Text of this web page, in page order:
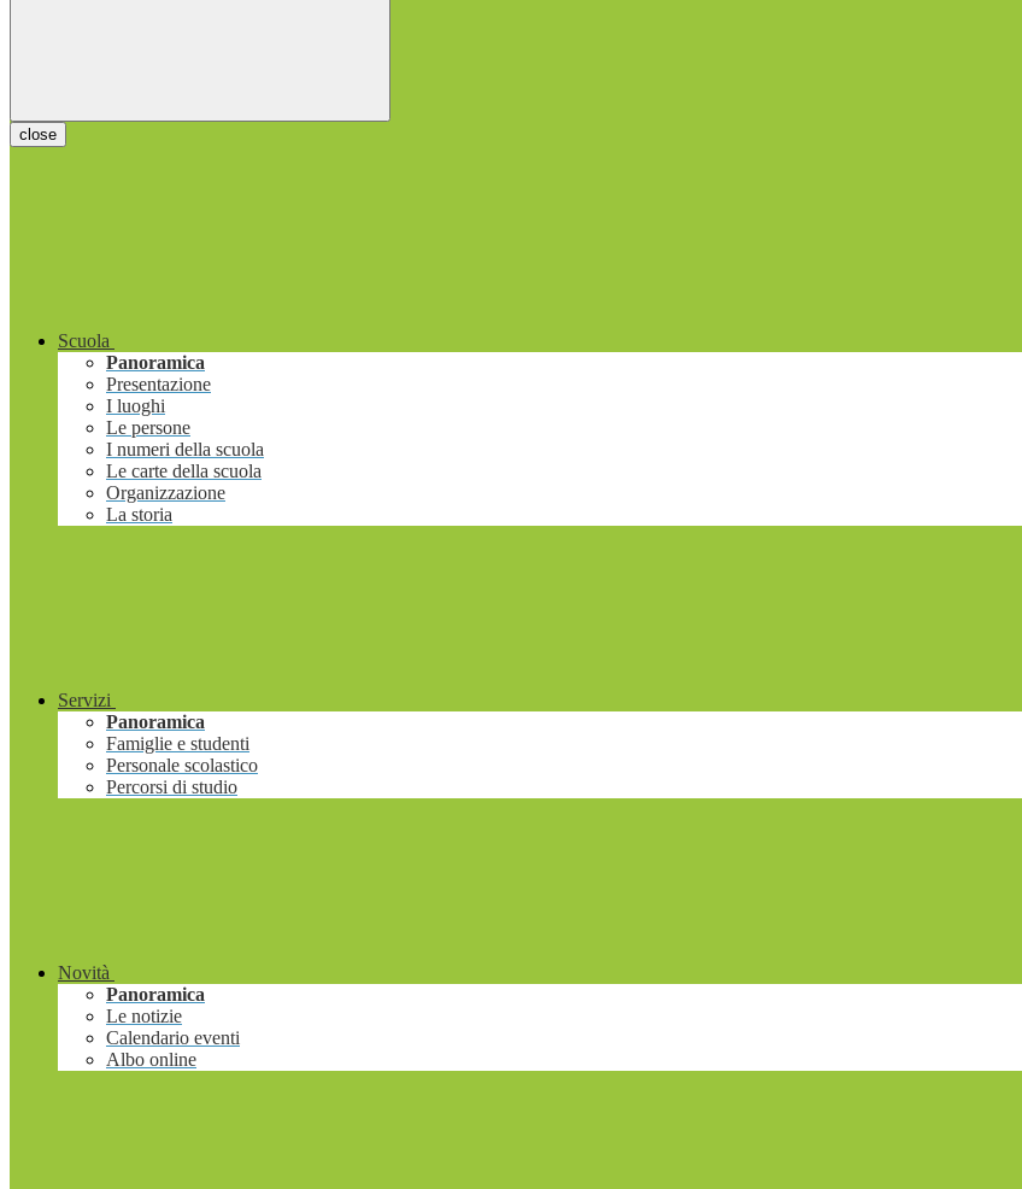
close
Scuola
Panoramica
Presentazione
I luoghi
Le persone
I numeri della scuola
Le carte della scuola
Organizzazione
La storia
Servizi
Panoramica
Famiglie e studenti
Personale scolastico
Percorsi di studio
Novità
Panoramica
Le notizie
Calendario eventi
Albo online